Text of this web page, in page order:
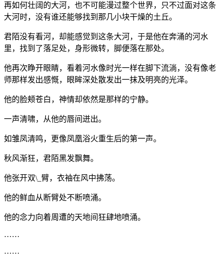
再如何壮阔的大河，也不可能漫过整个世界，只不过面对这条
大河时，没有谁还能够找到那几小块干燥的土丘。
君陌没有看河，却能感觉到这条大河，于是他在奔涌的河水
里，找到了落足处，身形微转，脚便落在那处。
他再次睁开眼睛，看着河水像时光一样在脚下流淌，没有像老
师那样发出感慨，眼眸深处散发出一抹及明亮的光泽。
他的脸颊苍白，神情却依然是那样的宁静。
一声清啸，从他的唇间迸出。
如雏凤清鸣，更像凤凰浴火重生后的第一声。
秋风渐狂，君陌黑发飘舞。
他张开双\_臂，衣袖在风中拂荡。
他的鲜血从断臂处不断喷涌。
他的念力向着周遭的天地间狂肆地喷涌。
……
……